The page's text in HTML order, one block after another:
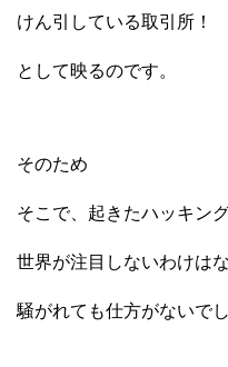
けん引している取引所！
として映るのです。
そのため
そこで、起きたハッキン
世界が注目しないわけは
騒がれても仕方がないでし